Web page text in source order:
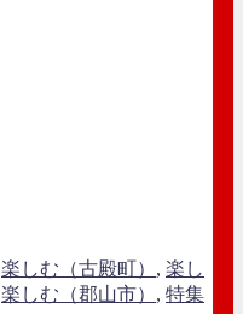
楽しむ（古殿町） , 楽し
楽しむ（郡山市） , 特集